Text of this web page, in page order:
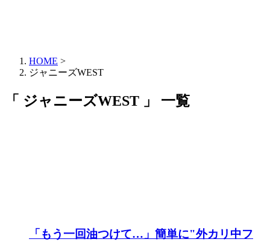
HOME >
ジャニーズWEST
「 ジャニーズWEST 」 一覧
「もう一回油つけて…」簡単に"外カリ中フ